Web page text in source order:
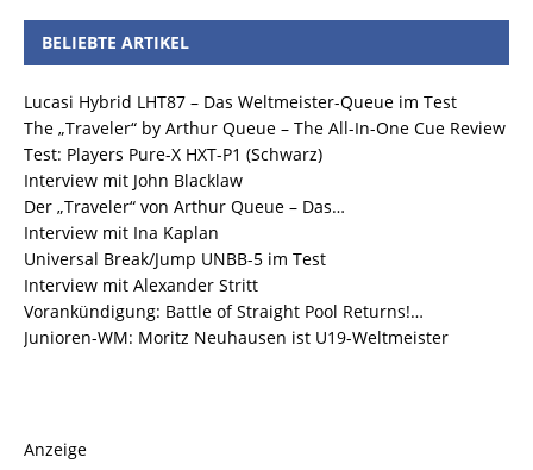
BELIEBTE ARTIKEL
Lucasi Hybrid LHT87 – Das Weltmeister-Queue im Test
The „Traveler“ by Arthur Queue – The All-In-One Cue Review
Test: Players Pure-X HXT-P1 (Schwarz)
Interview mit John Blacklaw
Der „Traveler“ von Arthur Queue – Das…
Interview mit Ina Kaplan
Universal Break/Jump UNBB-5 im Test
Interview mit Alexander Stritt
Vorankündigung: Battle of Straight Pool Returns!…
Junioren-WM: Moritz Neuhausen ist U19-Weltmeister
Anzeige